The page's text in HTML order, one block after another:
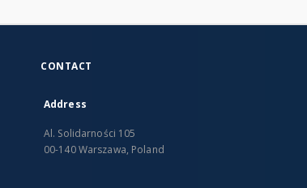
CONTACT
Address
Al. Solidarności 105
00-140 Warszawa, Poland